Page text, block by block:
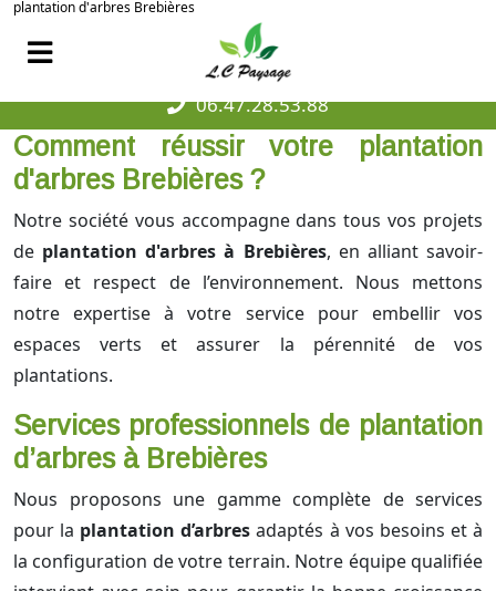
plantation d'arbres Brebières
06.47.28.53.88
Comment réussir votre plantation
d'arbres Brebières ?
Notre société vous accompagne dans tous vos projets
de plantation d'arbres à Brebières, en alliant savoir-
faire et respect de l’environnement. Nous mettons
notre expertise à votre service pour embellir vos
espaces verts et assurer la pérennité de vos
plantations.
Services professionnels de plantation
d’arbres à Brebières
Nous proposons une gamme complète de services
pour la plantation d’arbres adaptés à vos besoins et à
la configuration de votre terrain. Notre équipe qualifiée